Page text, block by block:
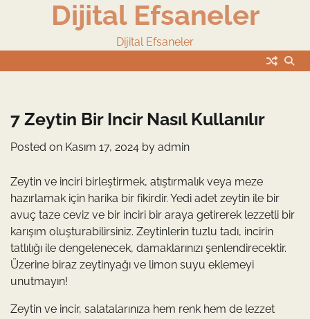
Dijital Efsaneler
Dijital Efsaneler
7 Zeytin Bir Incir Nasıl Kullanılır
Posted on Kasım 17, 2024 by admin
Zeytin ve inciri birleştirmek, atıştırmalık veya meze
hazırlamak için harika bir fikirdir. Yedi adet zeytin ile bir
avuç taze ceviz ve bir inciri bir araya getirerek lezzetli bir
karışım oluşturabilirsiniz. Zeytinlerin tuzlu tadı, incirin
tatlılığı ile dengelenecek, damaklarınızı şenlendirecektir.
Üzerine biraz zeytinyağı ve limon suyu eklemeyi
unutmayın!
Zeytin ve incir, salatalarınıza hem renk hem de lezzet